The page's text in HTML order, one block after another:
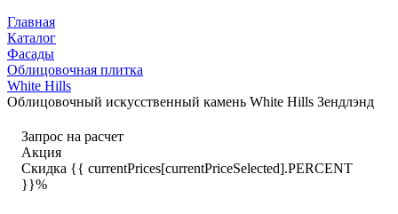
Главная
Каталог
Фасады
Облицовочная плитка
White Hills
Облицовочный искусственный камень White Hills Зендлэнд
Запрос на расчет
Акция
Скидка {{ currentPrices[currentPriceSelected].PERCENT
}}%